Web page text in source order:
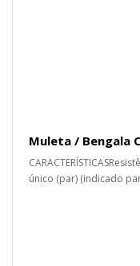
Muleta / Bengala
único (par) (indicado